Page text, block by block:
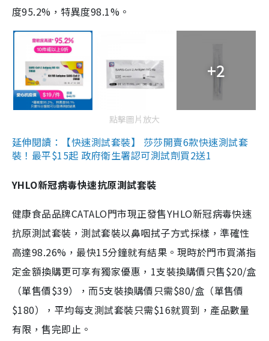
度95.2%，特異度98.1%。
+2
點擊圖片放大
延伸閱讀：【快速測試套裝】 莎莎開賣6款快速測試套
裝！最平$15起 政府衛生署認可測試劑買2送1
YHLO新冠病毒快速抗原測試套裝
健康食品品牌CATALO門市現正發售YHLO新冠病毒快速
抗原測試套裝，測試套裝以鼻咽拭子方式採樣，準確性
高達98.26%，最快15分鐘就有結果。現時於門市買滿指
定金額換購更可享有獨家優惠，1支裝換購價只售$20/盒
（單售價$39），而5支裝換購價只需$80/盒（單售價
$180），平均每支測試套裝只需$16就買到，產品數量
有限，售完即止。